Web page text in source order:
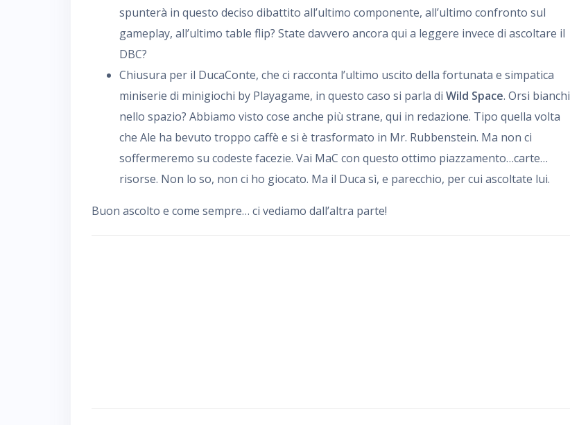
spunterà in questo deciso dibattito all’ultimo componente, all’ultimo confronto sul
gameplay, all’ultimo table flip? State davvero ancora qui a leggere invece di ascoltare il
DBC?
Chiusura per il DucaConte, che ci racconta l’ultimo uscito della fortunata e simpatica
miniserie di minigiochi by Playagame, in questo caso si parla di Wild Space. Orsi bianchi
nello spazio? Abbiamo visto cose anche più strane, qui in redazione. Tipo quella volta
che Ale ha bevuto troppo caffè e si è trasformato in Mr. Rubbenstein. Ma non ci
soffermeremo su codeste facezie. Vai MaC con questo ottimo piazzamento…carte…
risorse. Non lo so, non ci ho giocato. Ma il Duca sì, e parecchio, per cui ascoltate lui.
Buon ascolto e come sempre… ci vediamo dall’altra parte!